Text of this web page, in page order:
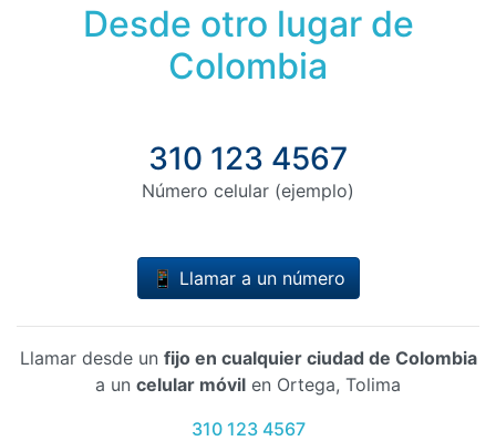
Desde otro lugar de
Colombia
310 123 4567
Número celular (ejemplo)
📱 Llamar a un número
Llamar desde un fijo en cualquier ciudad de Colombia
a un celular móvil en Ortega, Tolima
310 123 4567